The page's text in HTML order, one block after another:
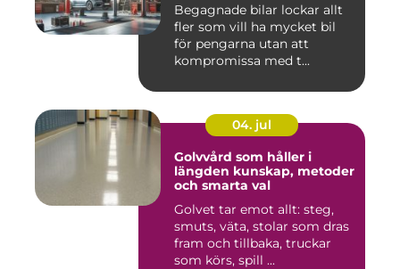
Begagnade bilar lockar allt
fler som vill ha mycket bil
för pengarna utan att
kompromissa med t...
04. jul
Golvvård som håller i
längden kunskap, metoder
och smarta val
Golvet tar emot allt: steg,
smuts, väta, stolar som dras
fram och tillbaka, truckar
som körs, spill ...